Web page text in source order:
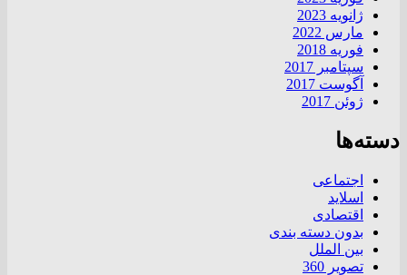
ژانویه 2023
مارس 2022
فوریه 2018
سپتامبر 2017
آگوست 2017
ژوئن 2017
دسته‌ها
اجتماعی
اسلاید
اقتصادی
بدون دسته بندی
بین الملل
تصویر 360